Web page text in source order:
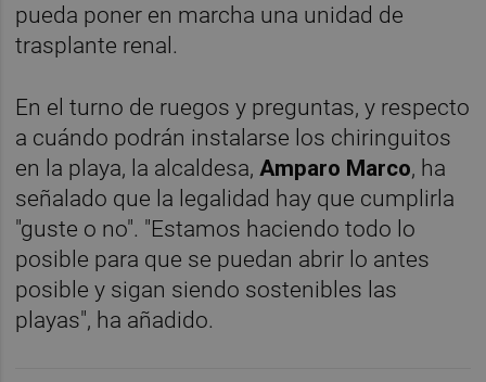
pueda poner en marcha una unidad de
trasplante renal.
En el turno de ruegos y preguntas, y respecto
a cuándo podrán instalarse los chiringuitos
en la playa, la alcaldesa,Amparo Marco, ha
señalado que la legalidad hay que cumplirla
"guste o no". "Estamos haciendo todo lo
posible para que se puedan abrir lo antes
posible y sigan siendo sostenibles las
playas", ha añadido.